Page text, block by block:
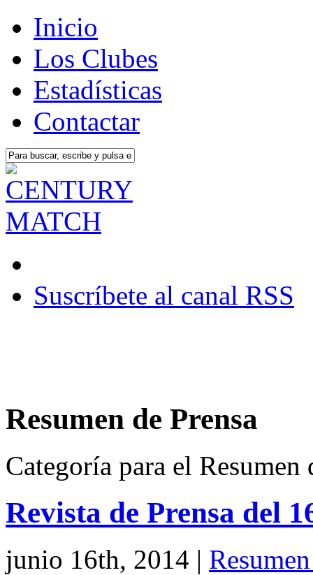
Inicio
Los Clubes
Estadísticas
Contactar
Suscríbete al canal RSS
Resumen de Prensa
Categoría para el Resumen
Revista de Prensa del
junio 16th, 2014 |